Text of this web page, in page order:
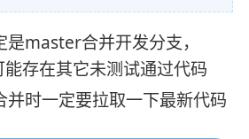
master合并开发分支，
存在其它未测试通过代码
并时一定要拉取一下最新代码